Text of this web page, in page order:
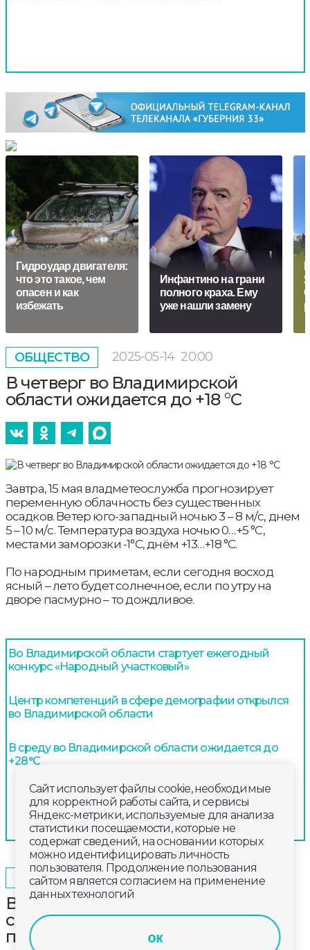
Гидроудар двигателя:
что это такое, чем
опасен и как
избежать
Инфантино на грани
полного краха. Ему
уже нашли замену
ОБЩЕСТВО 2025-05-14 20:00
В четверг во Владимирской
области ожидается до +18 °С
Завтра, 15 мая владметеослужба прогнозирует
переменную облачность без существенных
осадков. Ветер юго-западный ночью 3 – 8 м/с, днем
5 – 10 м/с. Температура воздуха ночью 0…+5 °С,
местами заморозки -1°С, днём +13…+18 °С.
По народным приметам, если сегодня восход
ясный – лето будет солнечное, если по утру на
дворе пасмурно – то дождливое.
Во Владимирской области стартует ежегодный
конкурс «Народный участковый»
Центр компетенций в сфере демографии открылся
во Владимирской области
В среду во Владимирской области ожидается до
+28°С
ОБЩЕСТВО 2025-05-14 18:00
Во Владимирской филармонии
состоялся концерт, посвященный
празднику Светлой Пасхи и 80-
Сайт использует файлы cookie, необходимые
для корректной работы сайта, и сервисы
Яндекс-метрики, используемые для анализа
статистики посещаемости, которые не
содержат сведений, на основании которых
можно идентифицировать личность
пользователя. Продолжение пользования
сайтом является согласием на применение
данных технологий
ок